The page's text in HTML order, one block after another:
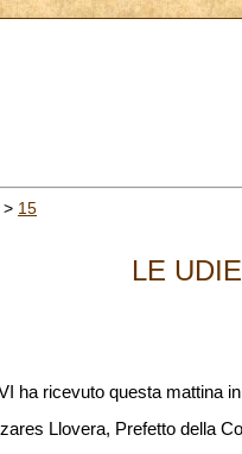
> 15
LE
ha ricevuto questa mattina
Llovera, Prefetto della